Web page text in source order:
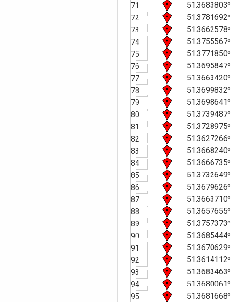
71
51.3683803º
72
51.3781692º
73
51.3662578º
74
51.3755567º
75
51.3771850º
76
51.3695847º
77
51.3663420º
78
51.3699832º
79
51.3698641º
80
51.3739487º
81
51.3728975º
82
51.3627266º
83
51.3668240º
84
51.3666735º
85
51.3732649º
86
51.3679626º
87
51.3663710º
88
51.3657655º
89
51.3757373º
90
51.3685444º
91
51.3670629º
92
51.3614112º
93
51.3683463º
94
51.3680061º
95
51.3681668º